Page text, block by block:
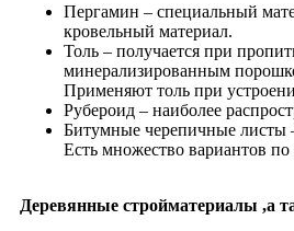
Пергамин – специальный
кровельный материал.
Толь – получается при
минерализированным
Применяют толь при
Рубероид – наиболее
Битумные черепичные листы
Есть множество вариантов
Деревянные стройматериалы ,а